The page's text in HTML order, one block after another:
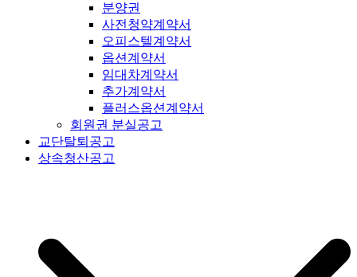
분양권
사전청약계약서
오피스텔계약서
옵션계약서
임대차계약서
추가계약서
플러스옵션계약서
회원권 분실공고
교단탈퇴공고
상속청산공고